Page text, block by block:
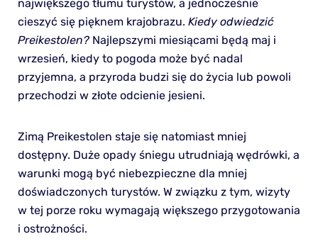
największego tłumu turystów, a jednocześnie
cieszyć się pięknem krajobrazu. Kiedy odwiedzić
Preikestolen?Najlepszymi miesiącami będą maj i
wrzesień, kiedy to pogoda może być nadal
przyjemna, a przyroda budzi się do życia lub powoli
przechodzi w złote odcienie jesieni.
Zimą Preikestolen staje się natomiast mniej
dostępny. Duże opady śniegu utrudniają wędrówki, a
warunki mogą być niebezpieczne dla mniej
doświadczonych turystów. W związku z tym, wizyty
w tej porze roku wymagają większego przygotowania
i ostrożności.